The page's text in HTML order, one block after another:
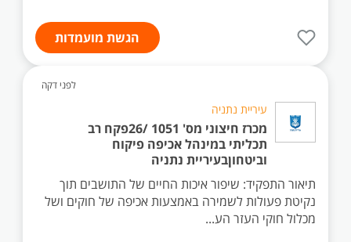
הגשת מועמדות
לפני דקה
עיריית נתניה
מכרז חיצוני מס' 1051 /26פקח רב
תכליתי במינהל אכיפה פיקוח
וביטחוןבעיריית נתניה
תיאור התפקיד: שיפור איכות החיים של התושבים תוך
נקיטת פעולות לשמירה באמצעות אכיפה של חוקים ושל
מכלול חוקי העזר הע...